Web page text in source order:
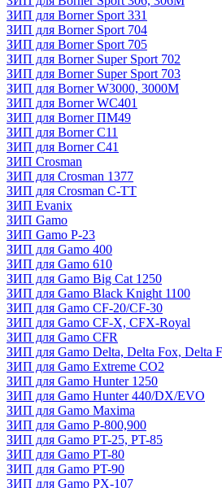
ЗИП для Borner Sport 331
ЗИП для Borner Sport 704
ЗИП для Borner Sport 705
ЗИП для Borner Super Sport 702
ЗИП для Borner Super Sport 703
ЗИП для Borner W3000, 3000М
ЗИП для Borner WC401
ЗИП для Borner ПМ49
ЗИП для Borner С11
ЗИП для Borner С41
ЗИП Crosman
ЗИП для Crosman 1377
ЗИП для Crosman C-TT
ЗИП Evanix
ЗИП Gamo
ЗИП Gamo P-23
ЗИП для Gamo 400
ЗИП для Gamo 610
ЗИП для Gamo Big Cat 1250
ЗИП для Gamo Black Knight 1100
ЗИП для Gamo CF-20/CF-30
ЗИП для Gamo CF-X, CFX-Royal
ЗИП для Gamo CFR
ЗИП для Gamo Delta, Delta Fox, Delta
ЗИП для Gamo Extreme CO2
ЗИП для Gamo Hunter 1250
ЗИП для Gamo Hunter 440/DX/EVO
ЗИП для Gamo Maxima
ЗИП для Gamo P-800,900
ЗИП для Gamo PT-25, PT-85
ЗИП для Gamo PT-80
ЗИП для Gamo PT-90
ЗИП для Gamo PX-107